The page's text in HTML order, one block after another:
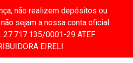
não realizem depósitos ou
sejam a nossa conta oficial.
27.717.135/0001-29 ATEF
EIRELI